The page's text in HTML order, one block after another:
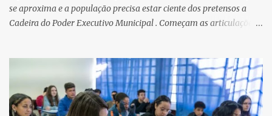
se aproxima e a população precisa estar ciente dos pretensos a
Cadeira do Poder Executivo Municipal . Começam as articulações e
Bandeira Valcinete Araújo e Professor Gerson Andrade há
possibilidade de mais nomes aparecer , ficaremos no aguardo para
trazer mais informações. A primeira entrevista foi com o
inimaginável Gerson Andrade ,Professor da Rede Municipal